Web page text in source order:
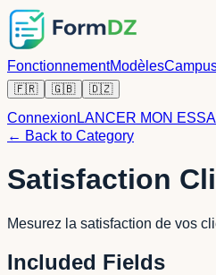
FonctionnementModèles
🇫🇷 🇬🇧 🇩🇿
Connexion LANCER MON
← Back to Category
Satisfaction
Mesurez la satisfaction de vos
Included Fields